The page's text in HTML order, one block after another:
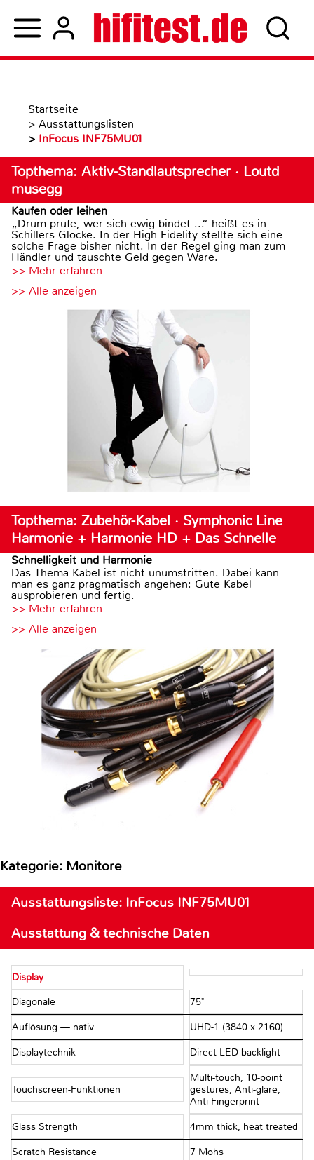
Startseite
> Ausstattungslisten
> InFocus INF75MU01
Topthema: Aktiv-Standlautsprecher · Loutd
musegg
Kaufen oder leihen
„Drum prüfe, wer sich ewig bindet ...“ heißt es in
Schillers Glocke. In der High Fidelity stellte sich eine
solche Frage bisher nicht. In der Regel ging man zum
Händler und tauschte Geld gegen Ware.
>> Mehr erfahren
>> Alle anzeigen
Topthema: Zubehör-Kabel · Symphonic Line
Harmonie + Harmonie HD + Das Schnelle
Schnelligkeit und Harmonie
Das Thema Kabel ist nicht unumstritten. Dabei kann
man es ganz pragmatisch angehen: Gute Kabel
ausprobieren und fertig.
>> Mehr erfahren
>> Alle anzeigen
Kategorie: Monitore
Ausstattungsliste: InFocus INF75MU01
Ausstattung & technische Daten
Display
Diagonale 75"
Auflösung — nativ UHD-1 (3840 x 2160)
Displaytechnik Direct-LED backlight
Touchscreen-Funktionen
Multi-touch, 10-point
gestures, Anti-glare,
Anti-Fingerprint
Glass Strength 4mm thick, heat treated
Scratch Resistance 7 Mohs